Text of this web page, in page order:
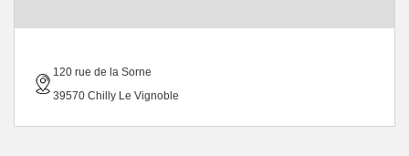
120 rue de la Sorne
39570 Chilly Le Vignoble